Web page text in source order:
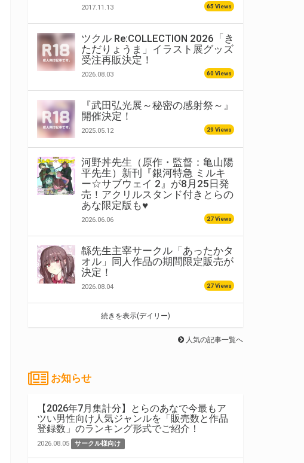
2017.11.13 65 Views
ツクル Re:COLLECTION 2026「き
ただりょうま」イラスト展グッズ
受注再販決定！
2026.08.03 60 Views
『武田弘光展～秘密の感射祭～』
開催決定！
2025.05.12 29 Views
河野丼先生（原作・監督：亀山陽
平先生）新刊『銀河特急 ミルキ
ー☆サブウェイ 2』が8月25日発
売！アクリルスタンド付きとらの
あな限定版も♥
2026.06.06 27 Views
緜先生主宰サークル「あったかタ
オル」同人作品の期間限定販売が
決定！
2026.08.04 27 Views
続きを表示(デイリー)
人気の記事一覧へ
お知らせ
【2026年7月集計分】とらのあなで今最もア
ツい男性向け人気ジャンルを「販売数と作品
登録数」のランキング形式でご紹介！
2026.08.05 サークル様向け